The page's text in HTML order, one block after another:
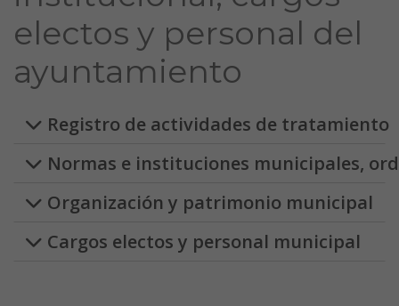
electos y personal del
ayuntamiento
Registro de actividades de tratamiento
Normas e instituciones municipales,
Organización y patrimonio municipal
Cargos electos y personal municipal